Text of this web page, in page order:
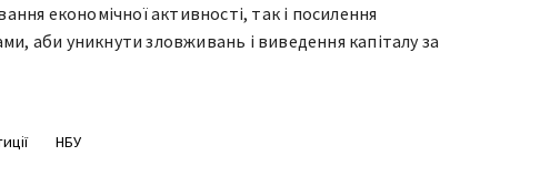
економічної активності, так і посилення
аби уникнути зловживань і виведення капіталу за
НБУ